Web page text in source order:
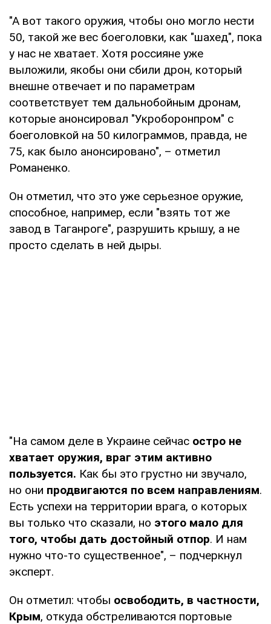
"А вот такого оружия, чтобы оно могло нести
50, такой же вес боеголовки, как "шахед", пока
у нас не хватает. Хотя россияне уже
выложили, якобы они сбили дрон, который
внешне отвечает и по параметрам
соответствует тем дальнобойным дронам,
которые анонсировал "Укроборонпром" с
боеголовкой на 50 килограммов, правда, не
75, как было анонсировано", – отметил
Романенко.
Он отметил, что это уже серьезное оружие,
способное, например, если "взять тот же
завод в Таганроге", разрушить крышу, а не
просто сделать в ней дыры.
"На самом деле в Украине сейчас остро не
хватает оружия, враг этим активно
пользуется. Как бы это грустно ни звучало,
но они продвигаются по всем направлениям.
Есть успехи на территории врага, о которых
вы только что сказали, но этого мало для
того, чтобы дать достойный отпор. И нам
нужно что-то существенное", – подчеркнул
эксперт.
Он отметил: чтобы освободить, в частности,
Крым, откуда обстреливаются портовые